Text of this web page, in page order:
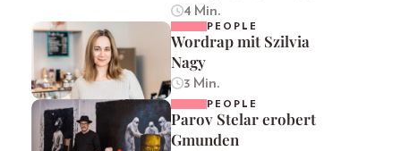
4 Min.
PEOPLE
Wordrap mit Szilvia
Nagy
3 Min.
PEOPLE
Parov Stelar erobert
Gmunden